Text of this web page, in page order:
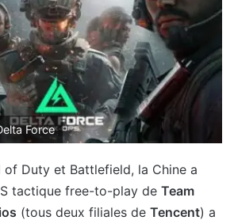
Force
of Duty et Battlefield, la Chine a
tactique free-to-play de Team
(tous deux filiales de Tencent) a